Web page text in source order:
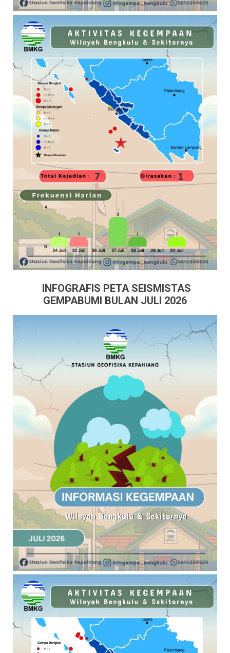
INFOGRAFIS PETA SEISMISTAS
GEMPABUMI BULAN JULI 2026